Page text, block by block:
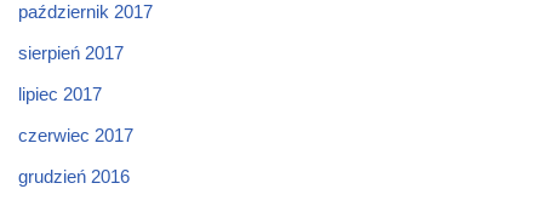
październik 2017
sierpień 2017
lipiec 2017
czerwiec 2017
grudzień 2016